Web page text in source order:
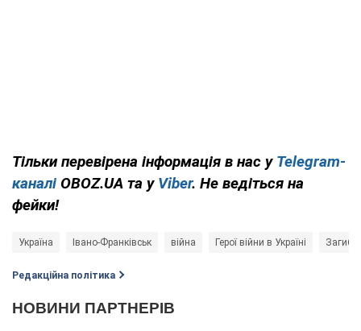
Тільки перевірена інформація в нас у Telegram-
каналі OBOZ.UA та у Viber. Не ведіться на
фейки!
Україна Івано-Франківськ війна Герої війни в Україні
Редакційна політика